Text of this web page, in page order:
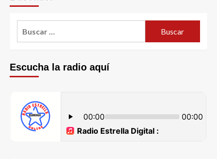
Escucha la radio aquí